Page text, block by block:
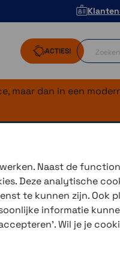
ACTIES!
maar dan in een
dag verstuurd
je adres of een
Naast de
Deze analytische
te kunnen zijn. Ook
informatie
Wil je je